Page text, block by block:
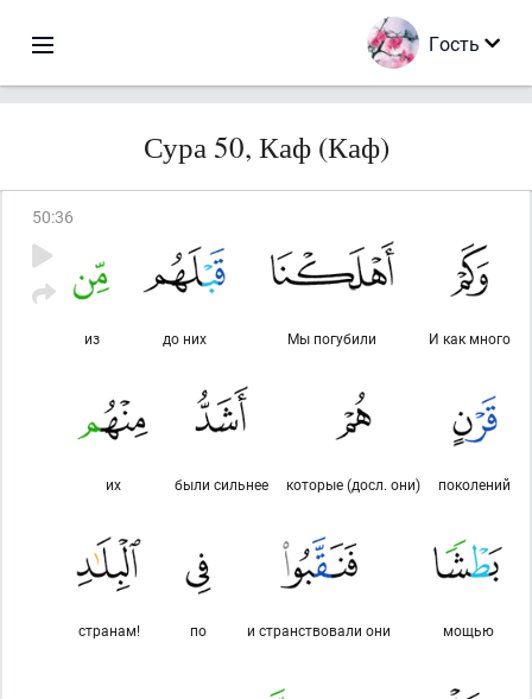
Гость
Сура 50, Каф (Каф)
50:36
И как много
Мы погубили
до них
из
поколений
которые (досл. они)
были сильнее
их
мощью
и странствовали они
по
странам!